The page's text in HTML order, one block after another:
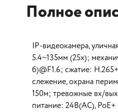
Полное
IP-видеокамера,
5.4~135мм (25x);
б)@F1.6; сжатие:
слежение, охрана
150м; тревожные вх/
питание: 24В(AC), PoE+